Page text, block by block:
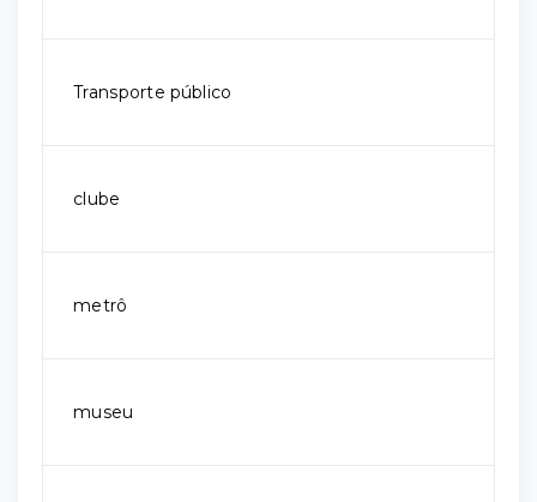
Transporte público
clube
metrô
museu